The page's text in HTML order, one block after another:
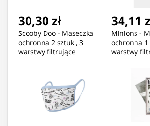
30,30 zł
Scooby Doo - Maseczka
ochronna 2 sztuki, 3
warstwy filtrujące
34,11
Minions -
ochronna 1
warstwy